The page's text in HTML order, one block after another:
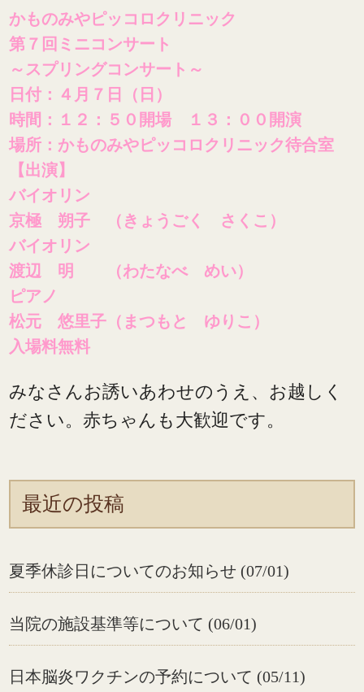
かものみやピッコロクリニック
第７回ミニコンサート
～スプリングコンサート～
日付 ：４月７日（日）
時間：１ ２：５０開場 １３：００開演
場所：かものみやピッコロクリニック待合室
【出演】
バイオリン
京極 朔子 （きょうごく さくこ）
バイオリン
渡辺 明 （わたなべ めい）
ピアノ
松元 悠里子（まつもと ゆりこ）
入場料無料
みなさんお誘いあわせのうえ、お越しく
ださい。赤ちゃんも大歓迎です。
最近の投稿
夏季休診日についてのお知らせ (07/01)
当院の施設基準等について (06/01)
日本脳炎ワクチンの予約について (05/11)